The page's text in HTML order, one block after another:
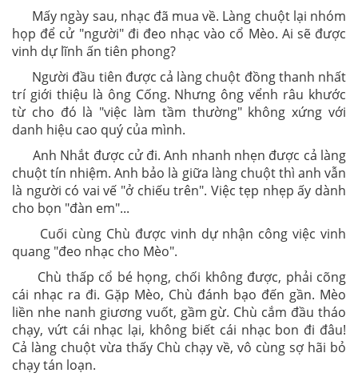
Mấy ngày sau, nhạc đã mua về. Làng chuột lại nhóm
họp để cử "người" đi đeo nhạc vào cổ Mèo. Ai sẽ được
vinh dự lĩnh ấn tiên phong?
Người đầu tiên được cả làng chuột đồng thanh nhất
trí giới thiệu là ông Cống. Nhưng ông vểnh râu khước
từ cho đó là "việc làm tầm thường" không xứng với
danh hiệu cao quý của mình.
Anh Nhắt được cử đi. Anh nhanh nhẹn được cả làng
chuột tín nhiệm. Anh bảo là giữa làng chuột thì anh vẫn
là người có vai vế "ở chiếu trên". Việc tẹp nhẹp ấy dành
cho bọn "đàn em"...
Cuối cùng Chù được vinh dự nhận công việc vinh
quang "đeo nhạc cho Mèo".
Chù thấp cổ bé họng, chối không được, phải cõng
cái nhạc ra đi. Gặp Mèo, Chù đánh bạo đến gần. Mèo
liền nhe nanh giương vuốt, gầm gừ. Chù cắm đầu tháo
chạy, vứt cái nhạc lại, không biết cái nhạc bon đi đâu!
Cả làng chuột vừa thấy Chù chạy về, vô cùng sợ hãi bỏ
chạy tán loạn.